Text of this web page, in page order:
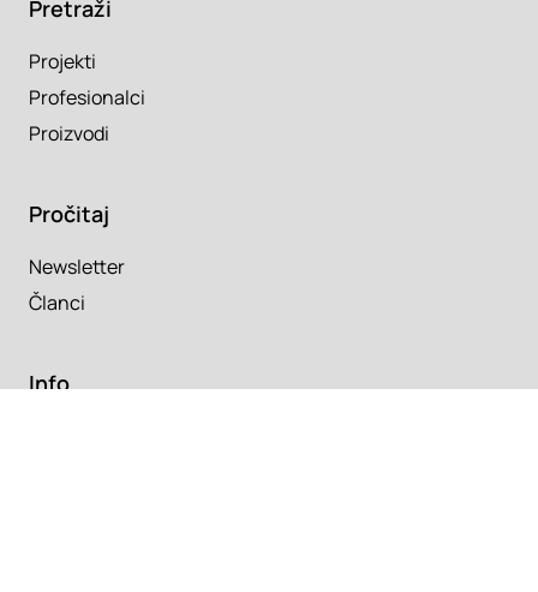
Pretraži
Projekti
Profesionalci
Proizvodi
Pročitaj
Newsletter
Članci
Info